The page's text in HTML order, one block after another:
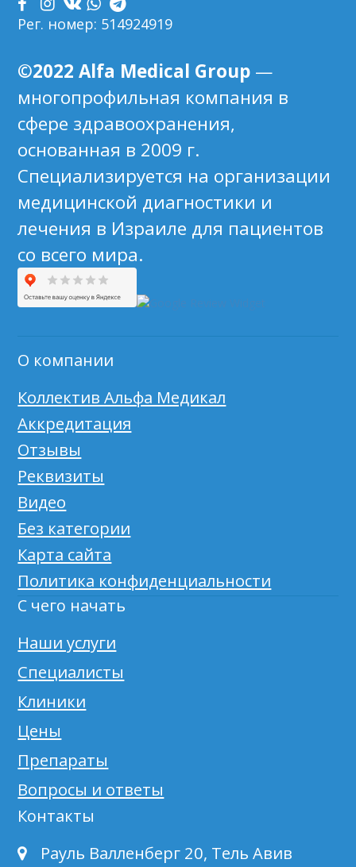
Рег. номер: 514924919
©2022 Alfa Medical Group —
многопрофильная компания в
сфере здравоохранения,
основанная в 2009 г.
Специализируется на организации
медицинской диагностики и
лечения в Израиле для пациентов
со всего мира.
О компании
Коллектив Альфа Медикал
Аккредитация
Отзывы
Реквизиты
Видео
Без категории
Карта сайта
Политика конфиденциальности
С чего начать
Наши услуги
Специалисты
Клиники
Цены
Препараты
Вопросы и ответы
Контакты
Рауль Валленберг 20, Тель Авив